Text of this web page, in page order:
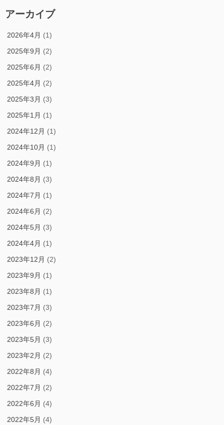
アーカイブ
2026年4月 (1)
2025年9月 (2)
2025年6月 (2)
2025年4月 (2)
2025年3月 (3)
2025年1月 (1)
2024年12月 (1)
2024年10月 (1)
2024年9月 (1)
2024年8月 (3)
2024年7月 (1)
2024年6月 (2)
2024年5月 (3)
2024年4月 (1)
2023年12月 (2)
2023年9月 (1)
2023年8月 (1)
2023年7月 (3)
2023年6月 (2)
2023年5月 (3)
2023年2月 (2)
2022年8月 (4)
2022年7月 (2)
2022年6月 (4)
2022年5月 (4)